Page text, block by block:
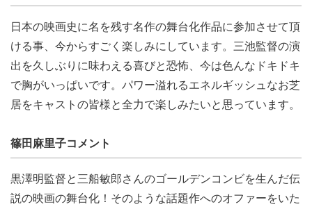
日本の映画史に名を残す名作の舞台化作品に参加させて頂
ける事、今からすごく楽しみにしています。三池監督の演
出を久しぶりに味わえる喜びと恐怖、今は色んなドキドキ
で胸がいっぱいです。パワー溢れるエネルギッシュなお芝
居をキャストの皆様と全力で楽しみたいと思っています。
篠田麻里子コメント
黒澤明監督と三船敏郎さんのゴールデンコンビを生んだ伝
説の映画の舞台化！そのような話題作へのオファーをいた